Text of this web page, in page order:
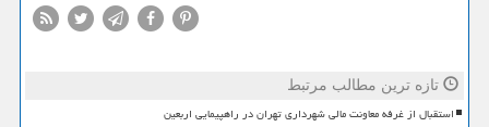
تازه ترین مطالب مرتبط
استقبال از غرفه معاونت مالی شهرداری تهران در راهپیمایی اربعین